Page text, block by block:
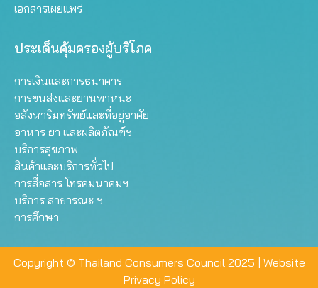
เอกสารเผยแพร่
ประเด็นคุ้มครองผู้บริโภค
การเงินและการธนาคาร
การขนส่งและยานพาหนะ
อสังหาริมทรัพย์และที่อยู่อาศัย
อาหาร ยา และผลิตภัณฑ์ฯ
บริการสุขภาพ
สินค้าและบริการทั่วไป
การสื่อสาร โทรคมนาคมฯ
บริการ สาธารณะ ฯ
การศึกษา
Copyright © Thailand Consumers Council 2025 | Website
Privacy Policy